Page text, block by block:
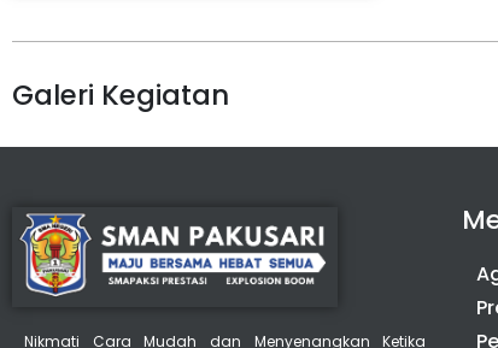
Galeri Kegiatan
Nikmati Cara Mudah dan Menyenangkan Ketika